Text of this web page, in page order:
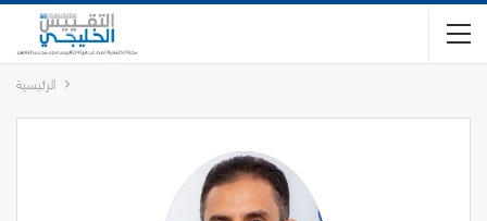
الرئيسية